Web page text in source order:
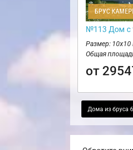
БРУС
№113 Дом с
Размер: 10х10
Общая
от
Дома из бруса